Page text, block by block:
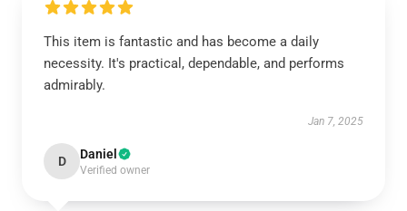
This item is fantastic and has become a daily
necessity. It's practical, dependable, and performs
admirably.
Jan 7, 2025
D Daniel
Verified owner